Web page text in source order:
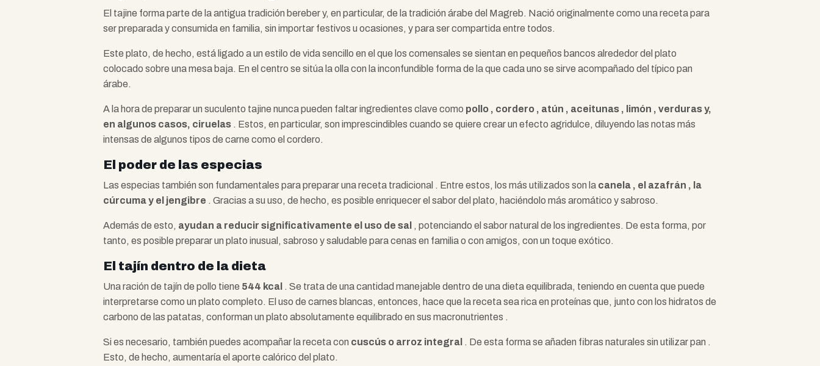
El tajine forma parte de la antigua tradición bereber y, en particular, de la tradición árabe del Magreb. Nació originalmente como una receta para
ser preparada y consumida en familia, sin importar festivos u ocasiones, y para ser compartida entre todos.
Este plato, de hecho, está ligado a un estilo de vida sencillo en el que los comensales se sientan en pequeños bancos alrededor del plato
colocado sobre una mesa baja. En el centro se sitúa la olla con la inconfundible forma de la que cada uno se sirve acompañado del típico pan
árabe.
A la hora de preparar un suculento tajine nunca pueden faltar ingredientes clave como pollo , cordero , atún , aceitunas , limón , verduras y,
en algunos casos, ciruelas . Estos, en particular, son imprescindibles cuando se quiere crear un efecto agridulce, diluyendo las notas más
intensas de algunos tipos de carne como el cordero.
El poder de las especias
Las especias también son fundamentales para preparar una receta tradicional . Entre estos, los más utilizados son la canela , el azafrán , la
cúrcuma y el jengibre . Gracias a su uso, de hecho, es posible enriquecer el sabor del plato, haciéndolo más aromático y sabroso.
Además de esto, ayudan a reducir significativamente el uso de sal , potenciando el sabor natural de los ingredientes. De esta forma, por
tanto, es posible preparar un plato inusual, sabroso y saludable para cenas en familia o con amigos, con un toque exótico.
El tajín dentro de la dieta
Una ración de tajín de pollo tiene 544 kcal . Se trata de una cantidad manejable dentro de una dieta equilibrada, teniendo en cuenta que puede
interpretarse como un plato completo. El uso de carnes blancas, entonces, hace que la receta sea rica en proteínas que, junto con los hidratos de
carbono de las patatas, conforman un plato absolutamente equilibrado en sus macronutrientes .
Si es necesario, también puedes acompañar la receta con cuscús o arroz integral . De esta forma se añaden fibras naturales sin utilizar pan .
Esto, de hecho, aumentaría el aporte calórico del plato.